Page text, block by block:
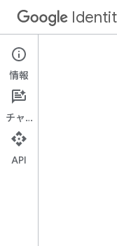
Google
Google アカウントの
情報
チャット
API